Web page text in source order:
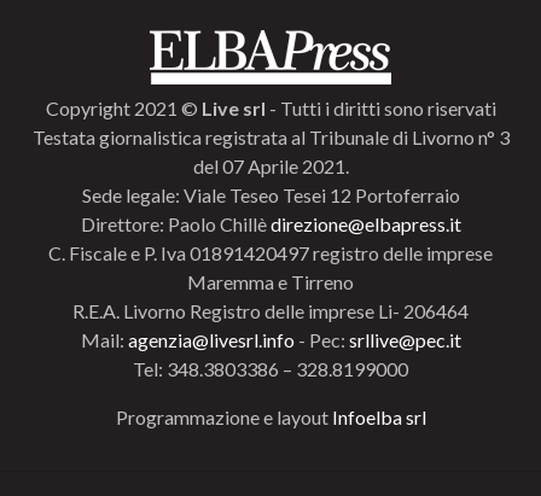
Copyright 2021 © Live srl - Tutti i diritti sono riservati
Testata giornalistica registrata al Tribunale di Livorno n° 3
del 07 Aprile 2021.
Sede legale: Viale Teseo Tesei 12 Portoferraio
Direttore: Paolo Chillèdirezione@elbapress.it
C. Fiscale e P. Iva 01891420497 registro delle imprese
Maremma e Tirreno
R.E.A. Livorno Registro delle imprese Li- 206464
Mail: agenzia@livesrl.info - Pec: srllive@pec.it
Tel: 348.3803386 – 328.8199000
Programmazione e layout Infoelba srl